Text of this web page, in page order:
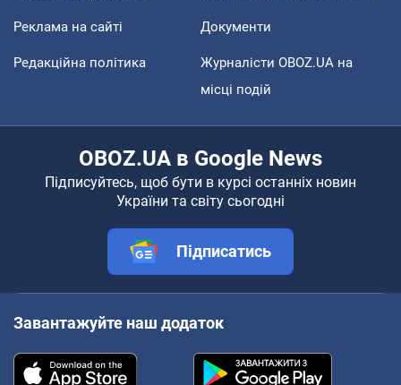
Реклама на сайті Документи
Редакційна політика
Журналісти OBOZ.UA на
місці подій
OBOZ.UA в Google News
Підписуйтесь, щоб бути в курсі останніх новин
України та світу сьогодні
Підписатись
Завантажуйте наш додаток